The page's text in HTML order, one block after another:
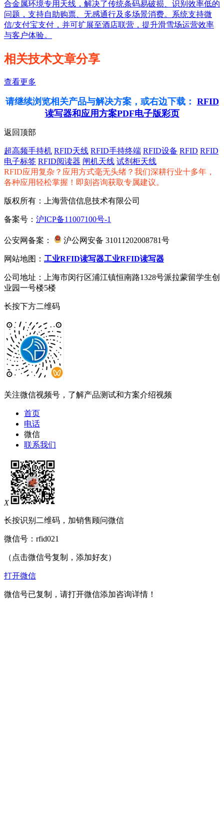
合金属环境专用天线，解决了传统条码易破损、识别效率低的
问题，支持自助购票、无感通行及多场景消费。系统支持微
信/支付宝支付，并可扩展至酒店联营，提升滑雪场运营效率
与客户体验。
相关技术文章分享
查看更多
请继续浏览相关产品与解决方案，或右边下载： RFID
读写器和应用方案PDF电子版彩页
返回顶部
超高频手持机 RFID天线 RFID手持终端 RFID设备 RFID RFID
电子标签 RFID阅读器 闸机天线 试剂柜天线
RFID应用复杂？应用方式毫无头绪？我们深耕行业十多年，
各种应用轻松掌握！即刻咨询获取专属建议。
版权所有：上海营信信息技术有限公司
备案号： 沪ICP备11007100号-1
公安网备案： 沪公网安备 31011202008781号
网站地图： 工业RFID读写器工业RFID读写器
公司地址：上海市闵行区浦江镇恒南路1328号派拉蒙留学生创
业园一号楼5楼
长按下方二维码
关注微信视频号，了解产品测试和方案介绍视频
首页
电话
微信
联系我们
X
长按识别二维码，加销售顾问微信
微信号： rfid021
（点击微信号复制，添加好友）
打开微信
微信号已复制，请打开微信添加咨询详情！